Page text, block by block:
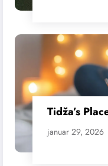
Tidža’s
januar 29, 2026